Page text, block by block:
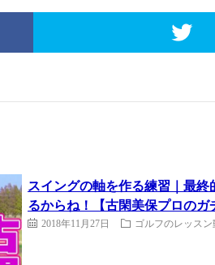
スイングの軸を作る練習｜最
るからね！【古閑美保プロのガ
2018年11月27日 ゴルフのレッスン